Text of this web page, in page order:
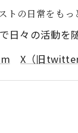
トの日常をも
日々の活動を
X（旧twitter